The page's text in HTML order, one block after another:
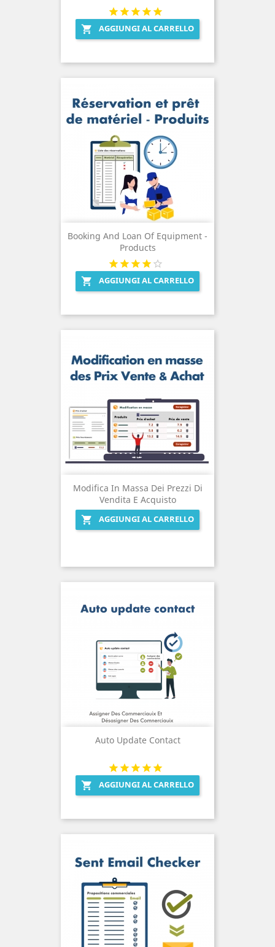
 AGGIUNGI AL CARRELLO
Booking And Loan Of Equipment -
Products
 AGGIUNGI AL CARRELLO
Modifica In Massa Dei Prezzi Di
Vendita E Acquisto

AGGIUNGI AL CARRELLO
Auto Update Contact
 AGGIUNGI AL CARRELLO